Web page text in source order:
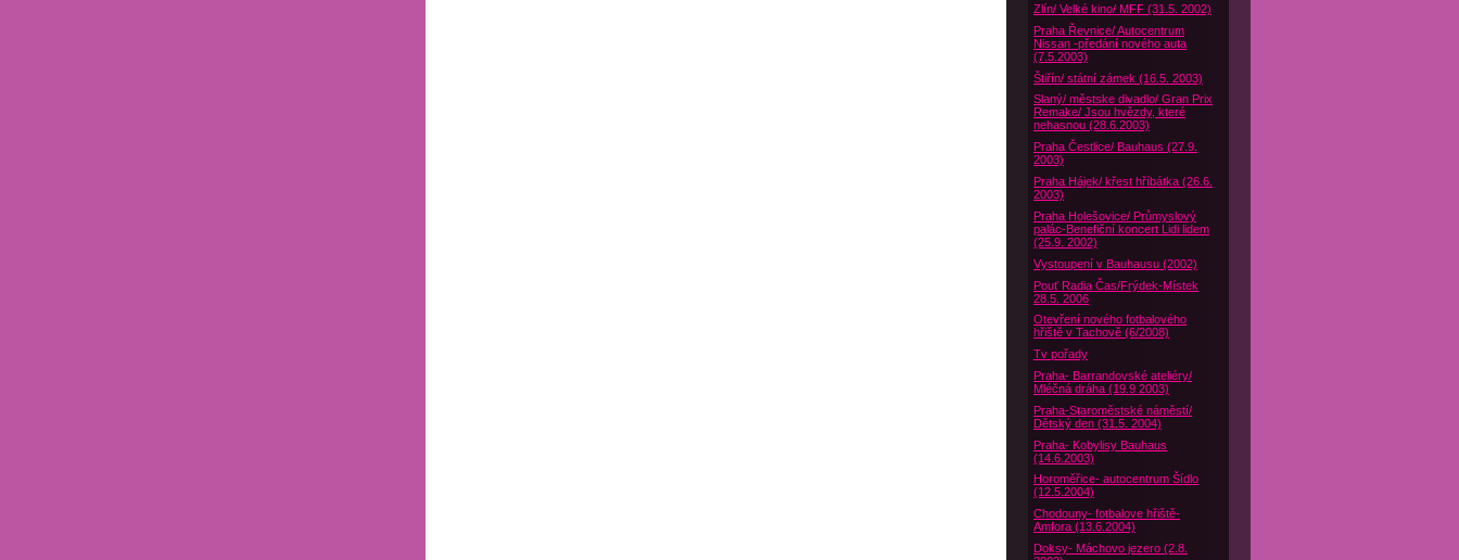
Zlín/ Velké kino/ MFF (31.5. 2002)
Praha Řevnice/ Autocentrum
Nissan -předání nového auta
(7.5.2003)
Štiřín/ státní zámek (16.5. 2003)
Slaný/ městske divadlo/ Gran Prix
Remake/ Jsou hvězdy, které
nehasnou (28.6.2003)
Praha Čestlice/ Bauhaus (27.9.
2003)
Praha Hájek/ křest hříbátka (26.6.
2003)
Praha Holešovice/ Průmyslový
palác-Benefiční koncert Lidi lidem
(25.9. 2002)
Vystoupení v Bauhausu (2002)
Pouť Radia Čas/Frýdek-Místek
28.5. 2006
Otevření nového fotbalového
hřiště v Tachově (6/2008)
Tv pořady
Praha- Barrandovské ateliéry/
Mléčná dráha (19.9 2003)
Praha-Staroměstské náměstí/
Dětský den (31.5. 2004)
Praha- Kobylisy Bauhaus
(14.6.2003)
Horoměřice- autocentrum Šídlo
(12.5.2004)
Chodouny- fotbalove hřiště-
Amfora (13.6.2004)
Doksy- Máchovo jezero (2.8.